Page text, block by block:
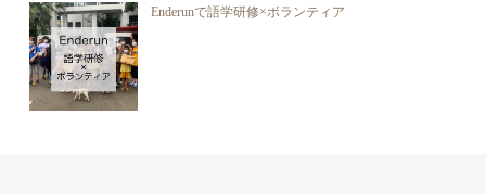
Enderunで語学研修×ボランティア